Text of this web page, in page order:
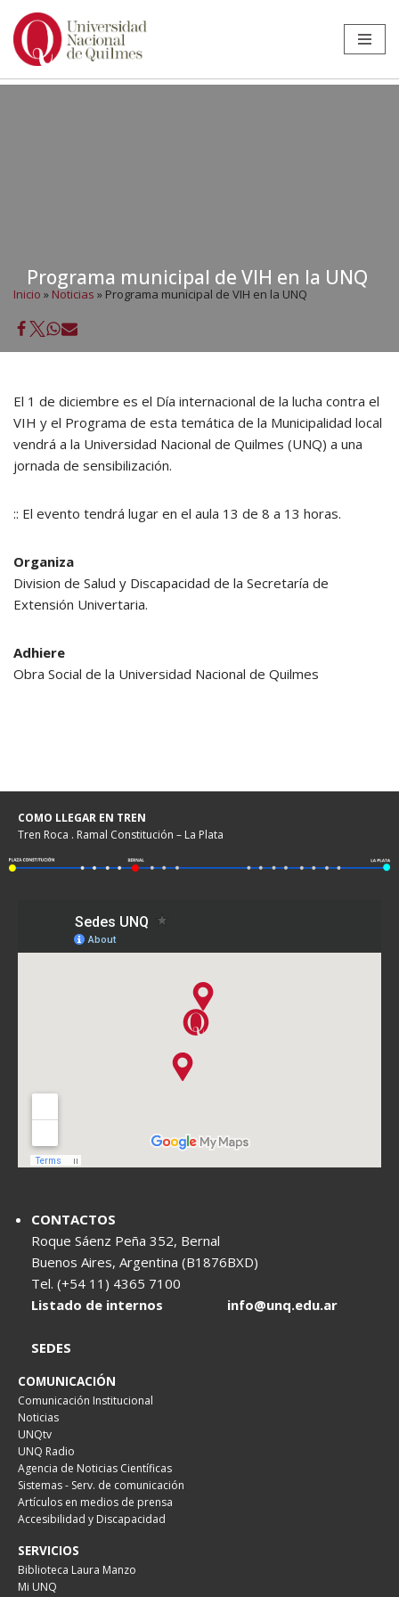
Ir
Programa municipal de VIH en la UNQ
Inicio » Noticias » Programa municipal de VIH en la UNQ
El 1 de diciembre es el Día internacional de la lucha contra el
VIH y el Programa de esta temática de la Municipalidad local
vendrá a la Universidad Nacional de Quilmes (UNQ) a una
jornada de sensibilización.
:: El evento tendrá lugar en el aula 13 de 8 a 13 horas.
Organiza
Division de Salud y Discapacidad de la Secretaría de
Extensión Univertaria.
Adhiere
Obra Social de la Universidad Nacional de Quilmes
COMO LLEGAR EN TREN
Tren Roca . Ramal Constitución – La Plata
CONTACTOS
Roque Sáenz Peña 352, Bernal
Buenos Aires, Argentina (B1876BXD)
Tel. (+54 11) 4365 7100
Listado de internos
info@unq.edu.ar
SEDES
COMUNICACIÓN
Comunicación Institucional
Noticias
UNQtv
UNQ Radio
Agencia de Noticias Científicas
Sistemas - Serv. de comunicación
Artículos en medios de prensa
Accesibilidad y Discapacidad
SERVICIOS
Biblioteca Laura Manzo
Mi UNQ